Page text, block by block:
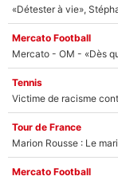
«Détester à vie»,
Mercato Football
Tennis
Tour de France
Marion Rousse : Le
Mercato Football